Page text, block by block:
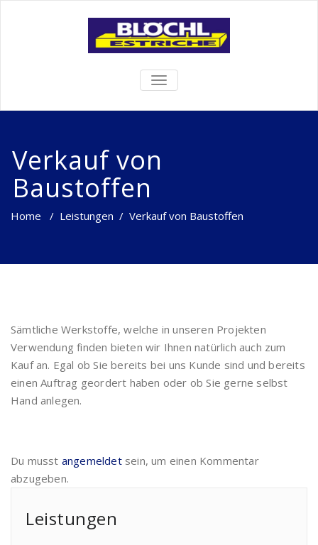
TOGGLE
Verkauf von
Baustoffen
Home / Leistungen / Verkauf von Baustoffen
Sämtliche Werkstoffe, welche in unseren Projekten
Verwendung finden bieten wir Ihnen natürlich auch zum
Kauf an. Egal ob Sie bereits bei uns Kunde sind und bereits
einen Auftrag geordert haben oder ob Sie gerne selbst
Hand anlegen.
Du musst angemeldetsein, um einen Kommentar
abzugeben.
Leistungen